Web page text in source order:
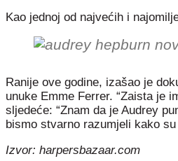
Kao jednoj od najvećih i
Ranije ove godine, izašao je
unuke Emme Ferrer. “Zaista je
sljedeće: “Znam da je Audrey
bismo stvarno razumjeli kako
Izvor: harpersbazaar.com